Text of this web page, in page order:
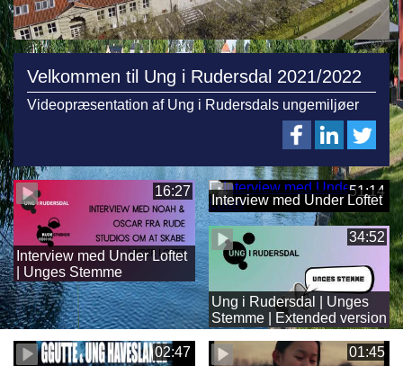
Velkommen til Ung i Rudersdal 2021/2022
Videopræsentation af Ung i Rudersdals ungemiljøer
16:27
Interview med Under Loftet
| Unges Stemme
51:14
Interview med Under Loftet
34:52
Ung i Rudersdal | Unges
Stemme | Extended version
02:47 01:45